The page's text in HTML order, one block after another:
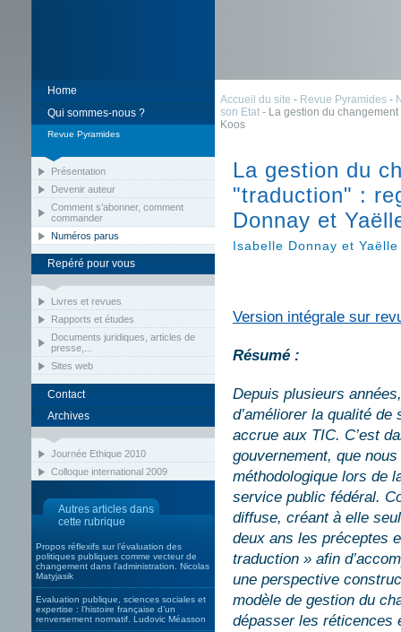
Home
Qui sommes-nous ?
Revue Pyramides
Présentation
Devenir auteur
Comment s’abonner, comment
commander
Numéros parus
Repéré pour vous
Livres et revues
Rapports et études
Documents juridiques, articles de
presse,...
Sites web
Contact
Archives
Journée Ethique 2010
Colloque international 2009
Autres articles dans
cette rubrique
Propos réflexifs sur l’évaluation des
politiques publiques comme vecteur de
changement dans l’administration. Nicolas
Matyjasik
Evaluation publique, sciences sociales et
expertise : l’histoire française d’un
renversement normatif. Ludovic Méasson
Accueil du site - Revue Pyramides -
son Etat - La gestion du
Koos
La gestion du
"traduction" :
Donnay et
Isabelle Donnay et Yaëlle
Version intégrale sur
Résumé :
Depuis plusieurs
d’améliorer la qualité
accrue aux TIC. C’est
gouvernement, que
méthodologique lors de
service public fédéral.
diffuse, créant à elle
deux ans les préceptes
traduction » afin
une perspective
modèle de gestion du
dépasser les réticences